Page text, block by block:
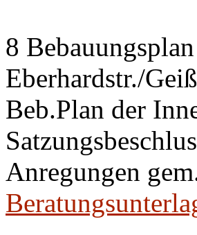
8
Eberhardstr./
Beb.Plan der
Anregungen